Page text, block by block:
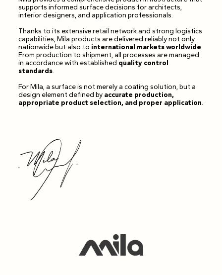
supports informed surface decisions for architects,
interior designers, and application professionals.
Thanks to its extensive retail network and strong logistics
capabilities, Mila products are delivered reliably not only
nationwide but also to international markets worldwide.
From production to shipment, all processes are managed
in accordance with established quality control
standards.
For Mila, a surface is not merely a coating solution, but a
design element defined by accurate production,
appropriate product selection, and proper application.